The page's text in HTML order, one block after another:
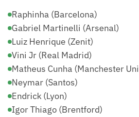
Raphinha (Barcelona)
Gabriel Martinelli (Arsenal)
Luiz Henrique (Zenit)
Vini Jr (Real Madrid)
Matheus Cunha (Manchester
Neymar (Santos)
Endrick (Lyon)
Igor Thiago (Brentford)